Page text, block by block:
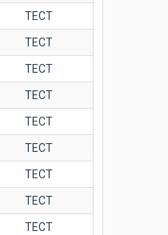
ТЕСТ
ТЕСТ
ТЕСТ
ТЕСТ
ТЕСТ
ТЕСТ
ТЕСТ
ТЕСТ
ТЕСТ